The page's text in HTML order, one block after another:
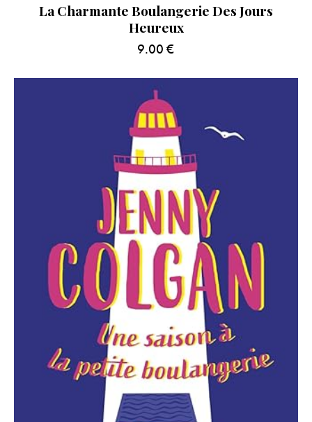
La Charmante Boulangerie Des Jours
Heureux
9.00 €